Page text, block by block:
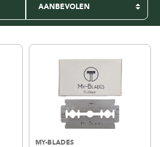
MY-BLADES